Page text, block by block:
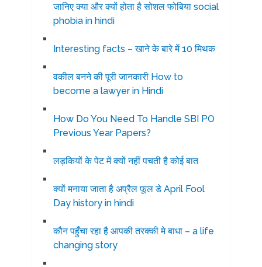
जानिए क्या और क्यों होता है सोशल फोबिया social
phobia in hindi
Interesting facts – खाने के बारे में 10 मिथक
वकील बनने की पूरी जानकारी How to
become a lawyer in Hindi
How Do You Need To Handle SBI PO
Previous Year Papers?
लड़कियों के पेट में क्यों नहीं पचती है कोई बात
क्यों मनाया जाता है अप्रैल फूल डे April Fool
Day history in hindi
कौन पहुँचा रहा है आपकी तरक्की मे बाधा – a life
changing story